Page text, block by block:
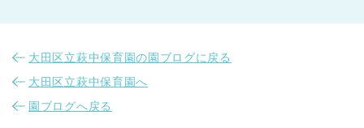
大田区立萩中保育園の園ブログに戻る
大田区立萩中保育園へ
園ブログへ戻る